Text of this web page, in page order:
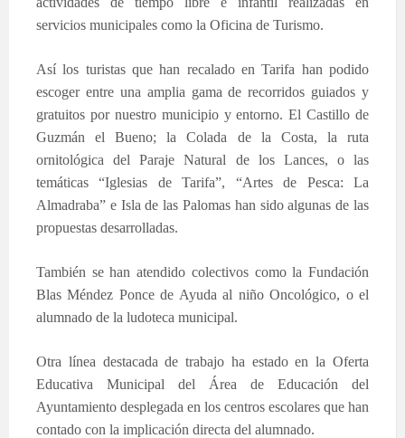
servicios municipales como la Oficina de Turismo.
Así los turistas que han recalado en Tarifa han podido
escoger entre una amplia gama de recorridos guiados y
gratuitos por nuestro municipio y entorno. El Castillo de
Guzmán el Bueno; la Colada de la Costa, la ruta
ornitológica del Paraje Natural de los Lances, o las
temáticas “Iglesias de Tarifa”, “Artes de Pesca: La
Almadraba” e Isla de las Palomas han sido algunas de las
propuestas desarrolladas.
También se han atendido colectivos como la Fundación
Blas Méndez Ponce de Ayuda al niño Oncológico, o el
alumnado de la ludoteca municipal.
Otra línea destacada de trabajo ha estado en la Oferta
Educativa Municipal del Área de Educación del
Ayuntamiento desplegada en los centros escolares que han
contado con la implicación directa del alumnado.